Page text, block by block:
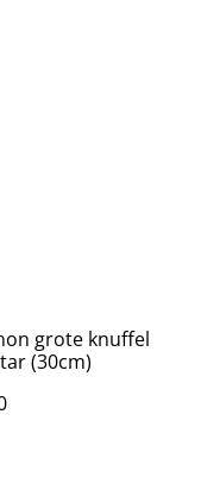
grote knuffel
(30cm)